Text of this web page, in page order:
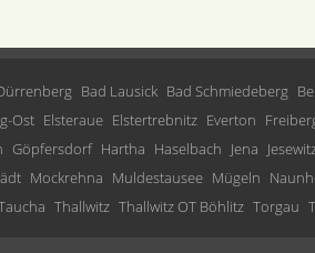
Bad Lausick Bad Schmiedeberg
Ost Elsteraue Elstertrebnitz Everton
Göpfersdorf Hartha Haselbach Jena
Mockrehna Muldestausee Mügeln
Thallwitz Thallwitz OT Böhlitz Torgau